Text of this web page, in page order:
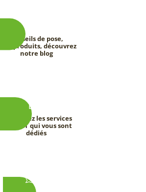
Conseils de pose,
tests produits, découvrez
notre blog
Découvrez les services
DEEVERT qui vous sont
dédiés